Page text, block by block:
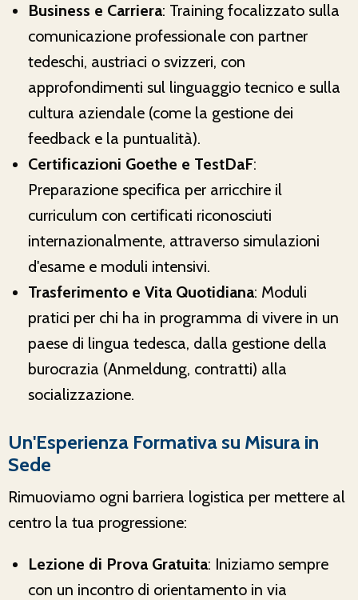
Business e Carriera: Training focalizzato sulla
comunicazione professionale con partner
tedeschi, austriaci o svizzeri, con
approfondimenti sul linguaggio tecnico e sulla
cultura aziendale (come la gestione dei
feedback e la puntualità).
Certificazioni Goethe e TestDaF:
Preparazione specifica per arricchire il
curriculum con certificati riconosciuti
internazionalmente, attraverso simulazioni
d'esame e moduli intensivi.
Trasferimento e Vita Quotidiana: Moduli
pratici per chi ha in programma di vivere in un
paese di lingua tedesca, dalla gestione della
burocrazia (Anmeldung, contratti) alla
socializzazione.
Un'Esperienza Formativa su Misura in
Sede
Rimuoviamo ogni barriera logistica per mettere al
centro la tua progressione:
Lezione di Prova Gratuita: Iniziamo sempre
con un incontro di orientamento in via